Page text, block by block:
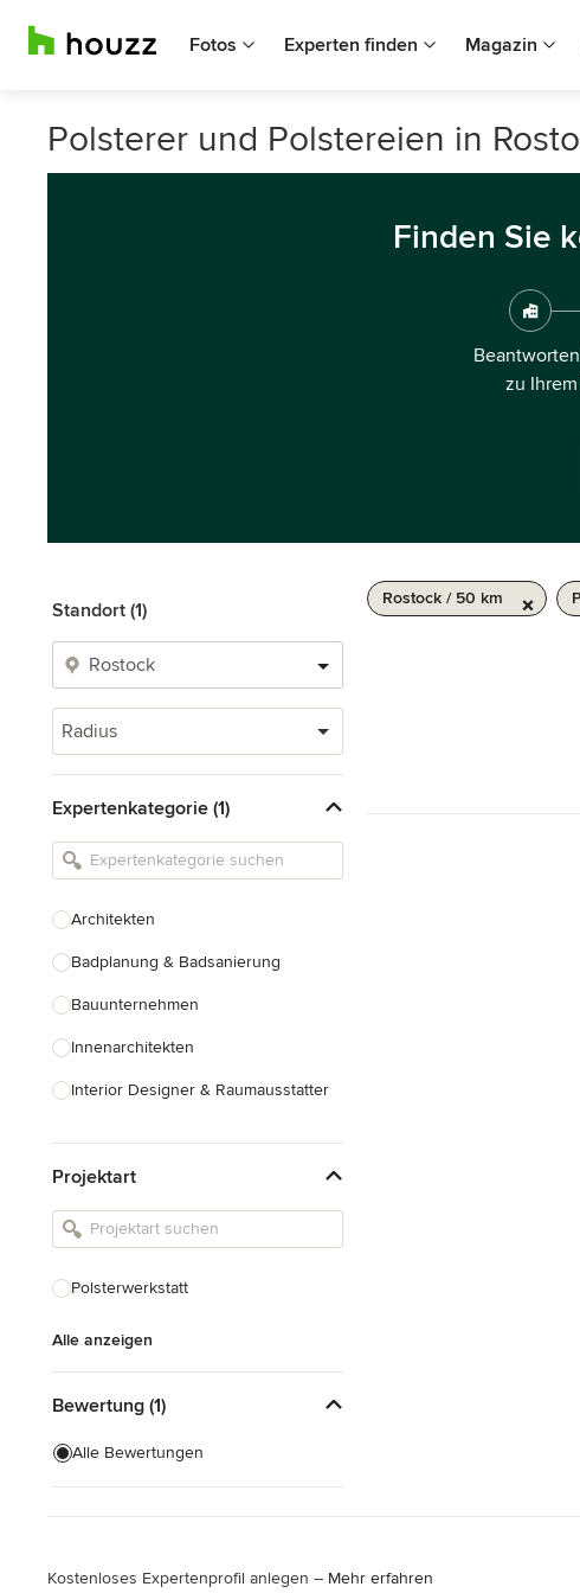
Fotos Experten finden Magazin
Polsterer und Polstereien in
Finden Sie
zu
Standort (1)
Radius
Expertenkategorie (1)
Architekten
Badplanung & Badsanierung
Bauunternehmen
Innenarchitekten
Interior Designer & Raumausstatter
Landschaftsarchitekten
Armaturen & Sanitärbedarf
Alle anzeigen
Projektart
Polsterwerkstatt
Alle anzeigen
Bewertung (1)
Alle Bewertungen
Rostock / 50 km
Kostenloses Expertenprofil anlegen – Mehr erfahren